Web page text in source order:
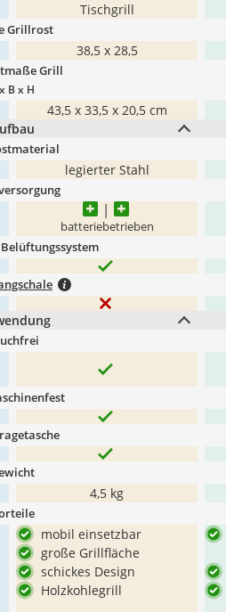
Tischgrill
Grillrost
38,5 x 28,5
Grill
B x H
43,5 x 33,5 x 20,5 cm
legierter Stahl
batteriebetrieben
4,5 kg
mobil einsetzbar
große Grillfläche
schickes Design
Holzkohlegrill